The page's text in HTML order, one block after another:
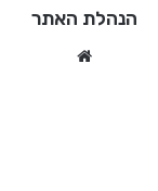
הנהלת האתר